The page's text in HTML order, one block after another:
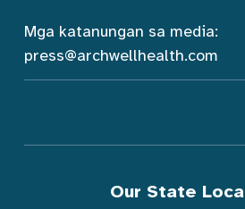
Mga katanungan sa media:
press@archwellhealth.com
Our State